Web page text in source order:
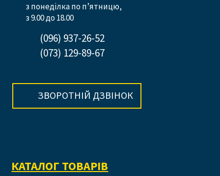
з понеділка по п’ятницю,
з 9.00 до 18.00
(096) 937-26-52
(073) 129-89-67
ЗВОРОТНІЙ ДЗВІНОК
КАТАЛОГ ТОВАРІВ